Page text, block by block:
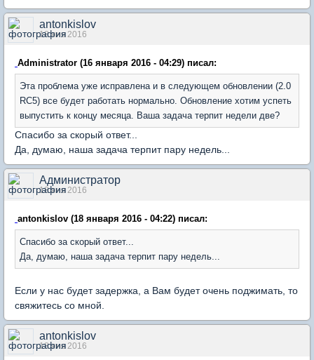
antonkislov
18 янв 2016
Administrator (16 января 2016 - 04:29) писал:
Эта проблема уже исправлена и в следующем обновлении (2.0
RC5) все будет работать нормально. Обновление хотим успеть
выпустить к концу месяца. Ваша задача терпит недели две?
Спасибо за скорый ответ...
Да, думаю, наша задача терпит пару недель...
Администратор
18 янв 2016
antonkislov (18 января 2016 - 04:22) писал:
Спасибо за скорый ответ...
Да, думаю, наша задача терпит пару недель...
Если у нас будет задержка, а Вам будет очень поджимать, то
свяжитесь со мной.
antonkislov
18 янв 2016